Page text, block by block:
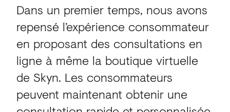
Dans un premier temps, nous avons
repensé l’expérience consommateur
en proposant des consultations en
ligne à même la boutique virtuelle
de Skyn. Les consommateurs
peuvent maintenant obtenir une